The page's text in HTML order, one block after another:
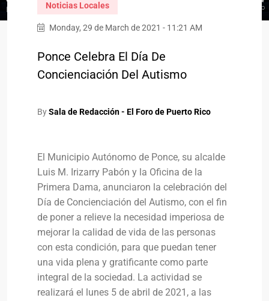
Noticias Locales
Monday, 29 de March de 2021 - 11:21 AM
Ponce Celebra El Día De
Concienciación Del Autismo
BySala de Redacción - El Foro de Puerto Rico
El Municipio Autónomo de Ponce, su alcalde
Luis M. Irizarry Pabón y la Oficina de la
Primera Dama, anunciaron la celebración del
Día de Concienciación del Autismo, con el fin
de poner a relieve la necesidad imperiosa de
mejorar la calidad de vida de las personas
con esta condición, para que puedan tener
una vida plena y gratificante como parte
integral de la sociedad. La actividad se
realizará el lunes 5 de abril de 2021, a las